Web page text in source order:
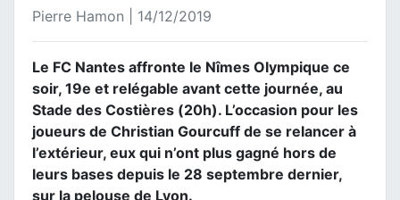
Pierre Hamon | 14/12/2019
Le FC Nantes affronte le Nîmes Olympique ce
soir, 19e et relégable avant cette journée, au
Stade des Costières (20h). L’occasion pour les
joueurs de Christian Gourcuff de se relancer à
l’extérieur, eux qui n’ont plus gagné hors de
leurs bases depuis le 28 septembre dernier,
sur la pelouse de Lyon.